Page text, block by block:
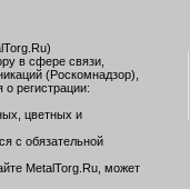
в сфере связи,
(Роскомнадзор),
регистрации:
цветных и
с обязательной
MetalTorg.Ru, может